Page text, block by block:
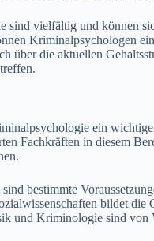
sind vielfältig und können
Kriminalpsychologen
über die aktuellen
ein
Fachkräften in diesem
bestimmte
bildet die
und Kriminologie sind von